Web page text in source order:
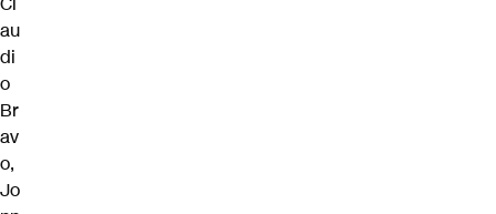
au
di
o
Br
av
o,
Jo